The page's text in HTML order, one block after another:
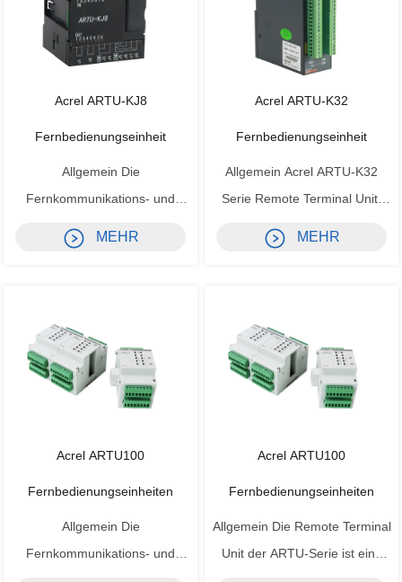
Acrel ARTU-KJ8
Fernbedienungseinheit
Allgemein Die
Fernkommunikations- und
Steuereinheit ARTU-KJ8 von
Acrel wurde speziell für die
Anwendungen wie der
intelligenten Verteilung und der
industriellen Automatisierung
MEHR
Acrel ARTU-K32
Fernbedienungseinheit
Allgemein Acrel ARTU-K32
Serie Remote Terminal Unit:
RS485 (MODBUS -RTU);
Kanalzustandsanzeige und
220VAC / DC, Bereich AC85 ~
265V, DC100 ~ 350V. Funktion
Frequenz ≤500 Hz
MEHR
Acrel ARTU100
Fernbedienungseinheiten
Allgemein Die
Fernkommunikations- und
Acrel ARTU100
Fernbedienungseinheiten
Allgemein Die Remote Terminal
Unit der ARTU-Serie ist eine